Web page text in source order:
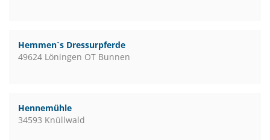
Hemmen`s Dressurpferde
49624 Löningen OT Bunnen
Hennemühle
34593 Knüllwald